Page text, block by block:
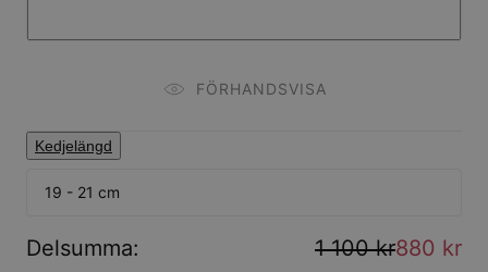
FÖRHANDSVISA
Kedjelängd
19 - 21 cm
Delsumma: 1 100 kr880 kr